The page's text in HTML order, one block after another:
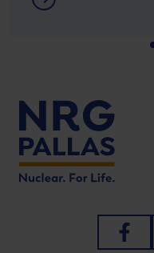
Meer informatie
Ga